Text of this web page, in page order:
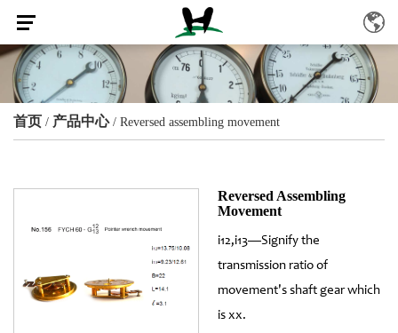
首页 / 产品中心/ Reversed assembling movement
Reversed Assembling
Movement
i12,i13—Signify the
transmission ratio of
movement's shaft gear which
is xx.